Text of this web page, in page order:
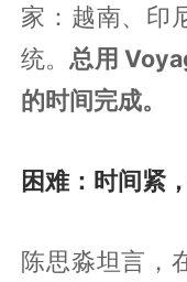
家：越南、印
统。 总用
的时间完成。
困难：时间紧
陈思淼坦言，